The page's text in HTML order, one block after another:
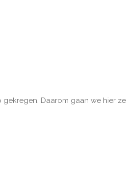
Daarom gaan we hier